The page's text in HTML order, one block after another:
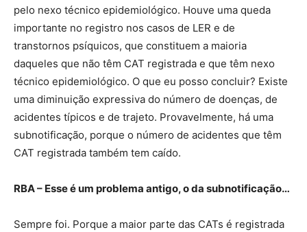
pelo nexo técnico epidemiológico. Houve uma queda
importante no registro nos casos de LER e de
transtornos psíquicos, que constituem a maioria
daqueles que não têm CAT registrada e que têm nexo
técnico epidemiológico. O que eu posso concluir? Existe
uma diminuição expressiva do número de doenças, de
acidentes típicos e de trajeto. Provavelmente, há uma
subnotificação, porque o número de acidentes que têm
CAT registrada também tem caído.
RBA – Esse é um problema antigo, o da subnotificação…
Sempre foi. Porque a maior parte das CATs é registrada